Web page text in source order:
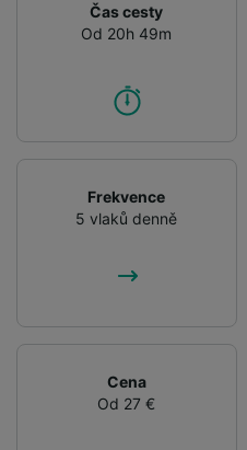
Čas cesty
Od 20h 49m
Frekvence
5 vlaků denně
Cena
Od 27 €